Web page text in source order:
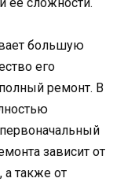
большую
его
ремонт. В
зависит от
также от